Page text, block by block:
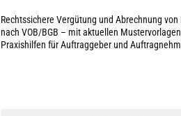
Rechtssichere Vergütung und Abrechnung
nach VOB/BGB – mit aktuellen
Praxishilfen für Auftraggeber und